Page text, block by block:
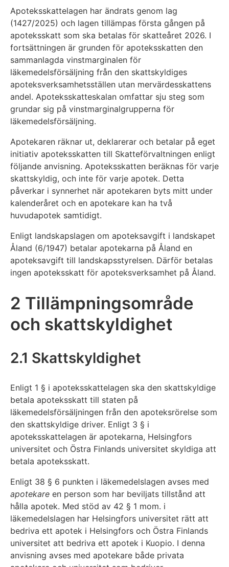
Apoteksskattelagen har ändrats genom lag
(1427/2025) och lagen tillämpas första gången på
apoteksskatt som ska betalas för skatteåret 2026. I
fortsättningen är grunden för apoteksskatten den
sammanlagda vinstmarginalen för
läkemedelsförsäljning från den skattskyldiges
apoteksverksamhetsställen utan mervärdesskattens
andel. Apoteksskatteskalan omfattar sju steg som
grundar sig på vinstmarginalgrupperna för
läkemedelsförsäljning.
Apotekaren räknar ut, deklarerar och betalar på eget
initiativ apoteksskatten till Skatteförvaltningen enligt
följande anvisning. Apoteksskatten beräknas för varje
skattskyldig, och inte för varje apotek. Detta
påverkar i synnerhet när apotekaren byts mitt under
kalenderåret och en apotekare kan ha två
huvudapotek samtidigt.
Enligt landskapslagen om apoteksavgift i landskapet
Åland (6/1947) betalar apotekarna på Åland en
apoteksavgift till landskapsstyrelsen. Därför betalas
ingen apoteksskatt för apoteksverksamhet på Åland.
2 Tillämpningsområde
och skattskyldighet
2.1 Skattskyldighet
Enligt 1 § i apoteksskattelagen ska den skattskyldige
betala apoteksskatt till staten på
läkemedelsförsäljningen från den apoteksrörelse som
den skattskyldige driver. Enligt 3 § i
apoteksskattelagen är apotekarna, Helsingfors
universitet och Östra Finlands universitet skyldiga att
betala apoteksskatt.
Enligt 38 § 6 punkten i läkemedelslagen avses med
apotekare en person som har beviljats tillstånd att
hålla apotek. Med stöd av 42 § 1 mom. i
läkemedelslagen har Helsingfors universitet rätt att
bedriva ett apotek i Helsingfors och Östra Finlands
universitet att bedriva ett apotek i Kuopio. I denna
anvisning avses med apotekare både privata